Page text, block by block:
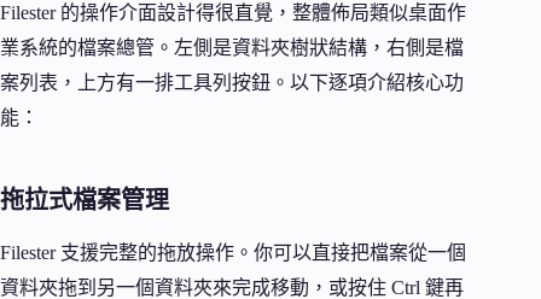
Filester 的操作介面設計得很直覺，整體佈局類似桌面作
業系統的檔案總管。左側是資料夾樹狀結構，右側是檔
案列表，上方有一排工具列按鈕。以下逐項介紹核心功
能：
拖拉式檔案管理
Filester 支援完整的拖放操作。你可以直接把檔案從一個
資料夾拖到另一個資料夾來完成移動，或按住 Ctrl 鍵再